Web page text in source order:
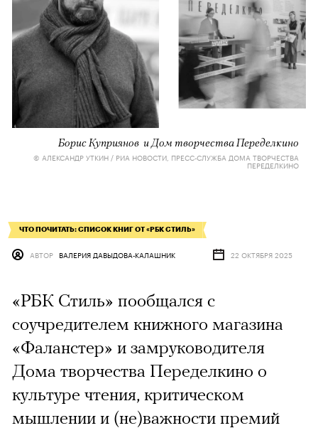
Борис Куприянов и Дом творчества Переделкино
© АЛЕКСАНДР УТКИН / РИА НОВОСТИ, ПРЕСС-СЛУЖБА ДОМА ТВОРЧЕСТВА
ПЕРЕДЕЛКИНО
ЧТО ПОЧИТАТЬ: СПИСОК КНИГ ОТ «РБК СТИЛЬ»
АВТОР ВАЛЕРИЯ ДАВЫДОВА-КАЛАШНИК 22 ОКТЯБРЯ 2025
«РБК Стиль» пообщался с
соучредителем книжного магазина
«Фаланстер» и замруководителя
Дома творчества Переделкино о
культуре чтения, критическом
мышлении и (не)важности премий